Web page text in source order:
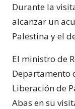
Durante la
alcanzar un
Palestina y el
El ministro de
Departamento
Liberación de
Abas en su